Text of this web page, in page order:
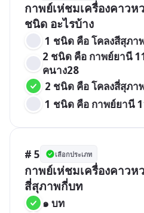
กาพย์เห่ชมเครื่องคาว
ชนิด อะไรบ้าง
1 ชนิด คือ โคลงสีสุภา
2 ชนิด คือ กาพย์ยานี
คนาง28
2 ชนิด คือ โคลงสี่สุภา
1 ชนิด คือ กาพย์ยานี
# 5 เลือกประเภท
กาพย์เห่ชมเครื่องคาว
สี่สุภาพกี่บท
๑ บท